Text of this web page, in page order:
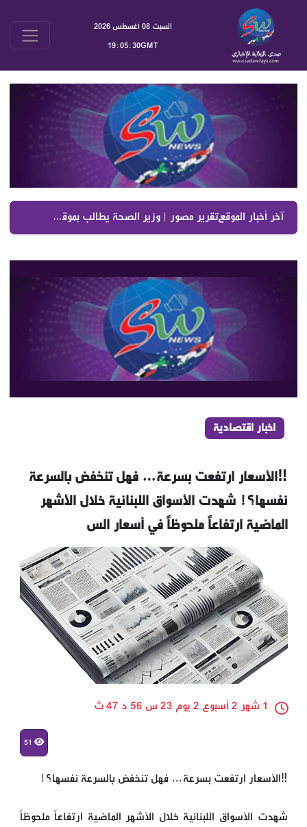
السبت 08 أغسطس 2026
19:05:30GMT
آخر أخبار الموقع : تقرير مصور | وزير الصحة يطالب بموقف واضح من الاعتداءات الإسرائيلية ويعترض على تمرير التعيينات
اخبار اقتصادية
‼️الأسعار ارتفعت بسرعة… فهل تنخفض بالسرعة
نفسها؟! شهدت الأسواق اللبنانية خلال الأشهر
الماضية ارتفاعاً ملحوظاً في أسعار الس
1 شهر 2 أسبوع 2 يوم 23 س 56 د 47 ث
‼️الأسعار ارتفعت بسرعة… فهل تنخفض بالسرعة نفسها؟!
شهدت الأسواق اللبنانية خلال الأشهر الماضية ارتفاعاً ملحوظاً